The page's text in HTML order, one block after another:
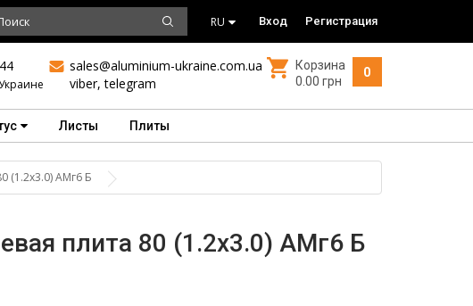
RU Вход Регистрация
sales@aluminium-ukraine.com.ua
viber,telegram
0
Корзина
0.00 грн
Листы Плиты
(1.2х3.0) АМг6 Б
плита 80 (1.2х3.0) АМг6 Б